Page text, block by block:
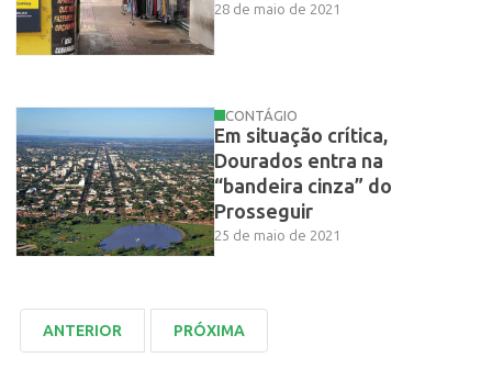
28 de maio de 2021
CONTÁGIO
Em situação crítica,
Dourados entra na
“bandeira cinza” do
Prosseguir
25 de maio de 2021